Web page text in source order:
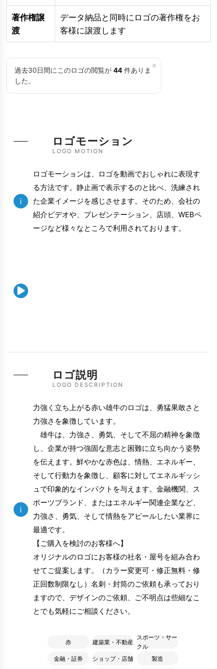
著作権譲
渡
データ納品と同時にロゴの著作権をお
客様に譲渡します
×
過去30日間にこのロゴの閲覧が 44 件ありま
した。
LOGO MOTION
ロゴモーション
i
ロゴモーションは、ロゴを動画でおしゃれに表現す
る方法です。静止画で表示するのと比べ、洗練され
た企業イメージを感じさせます。そのため、会社の
紹介ビデオや、プレゼンテーション、店頭、WEBペ
ージなど様々なところで利用されております。

LOGO DESCRIPTION
ロゴ説明
i
力強く立ち上がる赤い雄牛のロゴは、勇猛果敢さと
力強さを象徴しています。
雄牛は、力強さ、勇気、そして不屈の精神を象徴
し、企業が持つ強固な意志と困難に立ち向かう姿勢
を伝えます。鮮やかな赤色は、情熱、エネルギー、
そして行動力を象徴し、顧客に対してエネルギッシ
ュで印象的なインパクトを与えます。金融機関、ス
ポーツブランド、またはエネルギー関連企業など、
力強さ、勇気、そして情熱をアピールしたい業界に
最適です。
【ご購入を検討のお客様へ】
オリジナルのロゴにお客様の社名・屋号を組み合わ
せてご提案します。（カラー変更可・修正無料・修
正回数制限なし）名刺・封筒のご依頼も承っており
ますので、デザインのご依頼、ご不明点は些細なこ
とでも気軽にご相談ください。
赤 建築業・不動産
スポーツ・サー
クル
金融・証券
ショップ・店舗 製造